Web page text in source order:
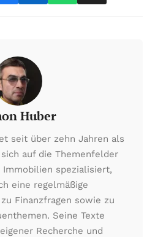
Huber
seit über zehn Jahren als
auf die Themenfelder
Immobilien spezialisiert,
eine regelmäßige
Finanzfragen sowie zu
Seine Texte
Recherche und